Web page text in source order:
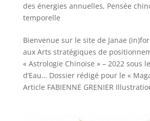
des énergies annuelles, Pensée
temporelle
Bienvenue sur le site de Janae
aux Arts stratégiques de
« Astrologie Chinoise » – 2022 sous
d’Eau… Dossier rédigé pour le «
Article FABIENNE GRENIER